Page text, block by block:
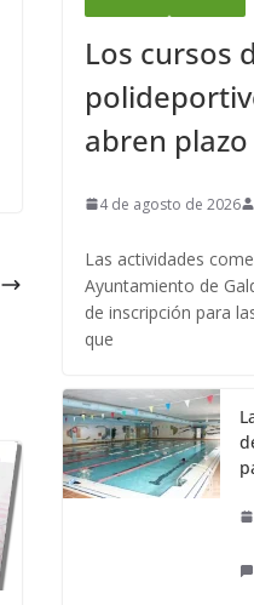
Los cursos
abren
4 de agosto de 2026
Las actividades
Ayuntamiento de
de inscripción para
que